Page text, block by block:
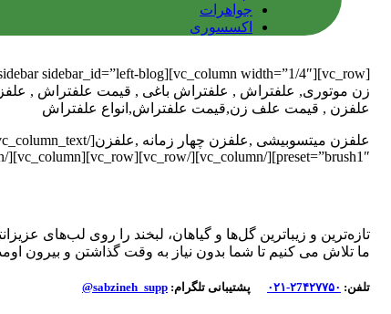
جواهرات
اکسسوری
علفزن , قیمت علف زن,قیمت علفتراش,انواع علفتراش
preset=”brush1″][/vc_column][/vc_row][vc_row][vc_column][/vc_column][/vc_row]
تازه‌ترین و زیباترین گل‌ها و گیاهان، لبخند را روی لب‌های
ما تلاش می کنیم تا شما بدون نیاز به وقت گذاشتن و بیرون
تلفن: ۲7۴۲۷۷۵۰-۰۲۱ پشتیبانی تلگرام: sabzineh_supp@